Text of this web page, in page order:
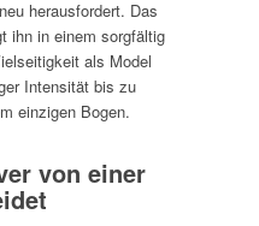
herausfordert. Das
ihn in einem sorgfältig
als Model
Intensität bis zu
einzigen Bogen.
von einer